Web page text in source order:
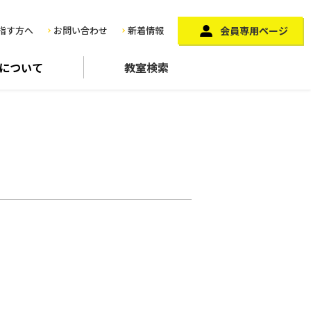
す方へ お問い合わせ 新着情報 会員専用ページ
ついて 教室検索